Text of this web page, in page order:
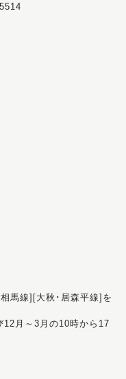
馬線][大秋･居森平線]を
月～3月の10時から17